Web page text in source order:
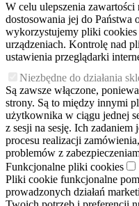
W celu ulepszenia
dostosowania jej do Państwa
wykorzystujemy pliki cookies
urządzeniach. Kontrolę nad
ustawienia przeglądarki
Niezbędne do działania
Są zawsze włączone,
strony. Są to między innymi
użytkownika w ciągu jednej
z sesji na sesję. Ich
procesu realizacji
problemów z
Funkcjonalne pliki cookies
Pliki cookie funkcjonalne
prowadzonych działań